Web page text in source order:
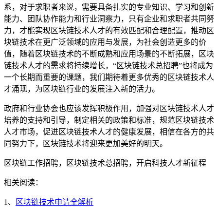
系，对于求职者来说，需要具备扎实的专业知识、学习和创新
能力、团队协作能力和行业洞察力，只有企业和求职者共同努
力，才能实现区块链技术人才的有效匹配和合理配置，推动区
块链技术在更广泛领域的应用与发展，为社会创造更多的价
值，随着区块链技术的不断成熟和应用场景的不断拓展，区块
链技术人才的需求将持续增长，“区块链技术总招聘”也将成为
一个长期而重要的课题，我们期待着更多优秀的区块链技术人
才涌现，为区块链行业的发展注入新的活力。
政府和行业协会也应该发挥积极作用，加强对区块链技术人才
培养的支持和引导，制定相关的政策和标准，规范区块链技术
人才市场，促进区块链技术人才的健康发展，相信在各方的共
同努力下，区块链技术将迎来更加美好的明天。
区块链工作招聘，区块链技术总招聘，开启科技人才新征程
相关阅读：
1、 区块链技术申请全解析